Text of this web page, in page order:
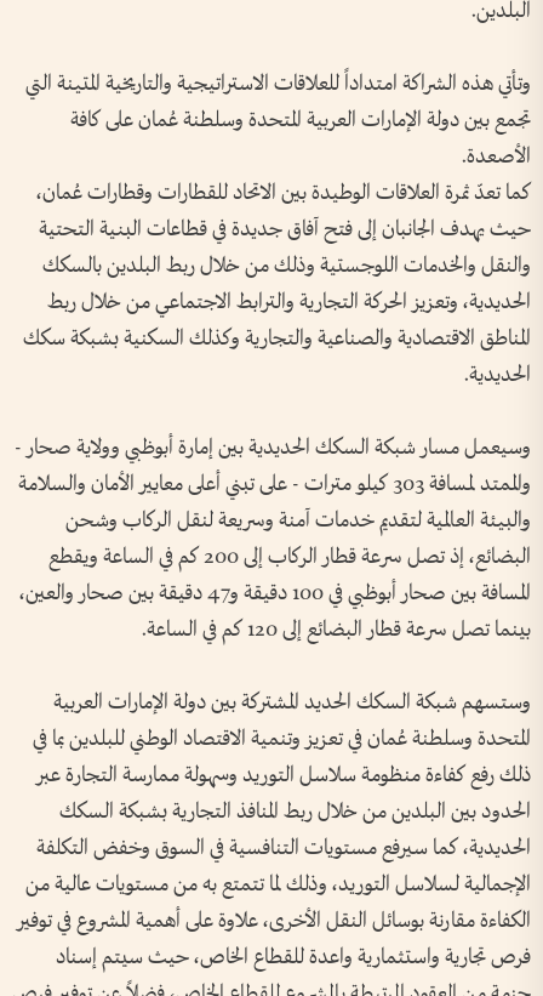
البلدين.
وتأتي هذه الشراكة امتداداً للعلاقات الاستراتيجية والتاريخية المتينة التي
تجمع بين دولة الإمارات العربية المتحدة وسلطنة عُمان على كافة
الأصعدة.
كما تعدّ ثمرة العلاقات الوطيدة بين الاتحاد للقطارات وقطارات عُمان،
حيث يهدف الجانبان إلى فتح آفاق جديدة في قطاعات البنية التحتية
والنقل والخدمات اللوجستية وذلك من خلال ربط البلدين بالسكك
الحديدية، وتعزيز الحركة التجارية والترابط الاجتماعي من خلال ربط
المناطق الاقتصادية والصناعية والتجارية وكذلك السكنية بشبكة سكك
الحديدية.
وسيعمل مسار شبكة السكك الحديدية بين إمارة أبوظبي وولاية صحار -
والممتد لمسافة 303 كيلو مترات - على تبني أعلى معايير الأمان والسلامة
والبيئة العالمية لتقديم خدمات آمنة وسريعة لنقل الركاب وشحن
البضائع، إذ تصل سرعة قطار الركاب إلى 200 كم في الساعة ويقطع
المسافة بين صحار أبوظبي في 100 دقيقة و47 دقيقة بين صحار والعين،
بينما تصل سرعة قطار البضائع إلى 120 كم في الساعة.
وستسهم شبكة السكك الحديد المشتركة بين دولة الإمارات العربية
المتحدة وسلطنة عُمان في تعزيز وتنمية الاقتصاد الوطني للبلدين بما في
ذلك رفع كفاءة منظومة سلاسل التوريد وسهولة ممارسة التجارة عبر
الحدود بين البلدين من خلال ربط المنافذ التجارية بشبكة السكك
الحديدية، كما سيرفع مستويات التنافسية في السوق وخفض التكلفة
الإجمالية لسلاسل التوريد، وذلك لما تتمتع به من مستويات عالية من
الكفاءة مقارنة بوسائل النقل الأخرى، علاوة على أهمية المشروع في توفير
فرص تجارية واستثمارية واعدة للقطاع الخاص، حيث سيتم إسناد